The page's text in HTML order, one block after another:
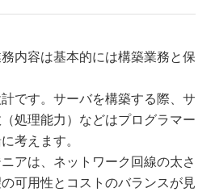
内容は基本的には構築業務と保
です。サーバを構築する際、サ
処理能力）などはプログラマー
考えます。
アは、ネットワーク回線の太さ
可用性とコストのバランスが見